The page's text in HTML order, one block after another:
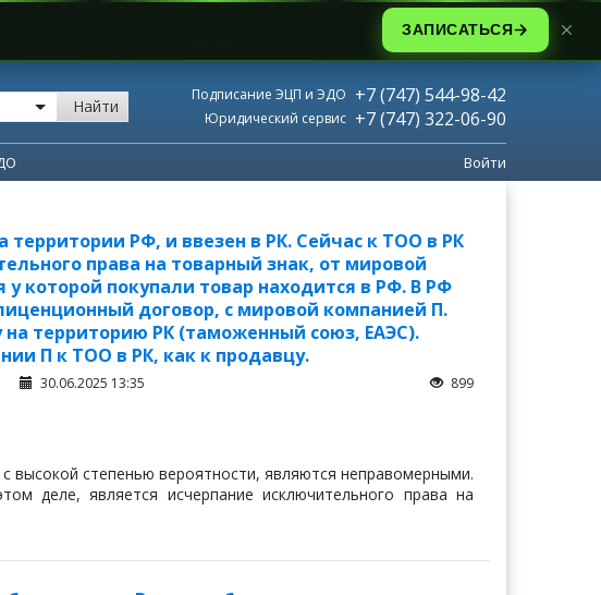
Найти
Подписание ЭЦП и ЭДО +7 (747) 544-98-42
Юридический сервис +7 (747) 322-06-90
Войти
РФ, и ввезен в РК. Сейчас к ТОО в РК
права на товарный знак, от мировой
которой покупали товар находится в РФ. В РФ
договор, с мировой компанией П.
территорию РК (таможенный союз, ЕАЭС).
П к ТОО в РК, как к продавцу.
30.06.2025 13:35
899
высокой степенью вероятности, являются неправомерными.
деле, является исчерпание исключительного права на
ЗАПИСАТЬСЯ